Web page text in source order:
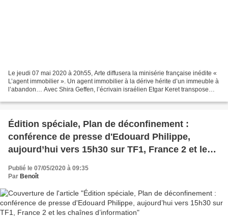
Le jeudi 07 mai 2020 à 20h55, Arte diffusera la minisérie française inédite «
L’agent immobilier ». Un agent immobilier à la dérive hérite d’un immeuble à
l’abandon… Avec Shira Geffen, l’écrivain israélien Etgar Keret transpose
Édition spéciale, Plan de déconfinement :
conférence de presse d'Edouard Philippe,
aujourd’hui vers 15h30 sur TF1, France 2 et les
Publié le 07/05/2020 à 09:35
Par Benoît